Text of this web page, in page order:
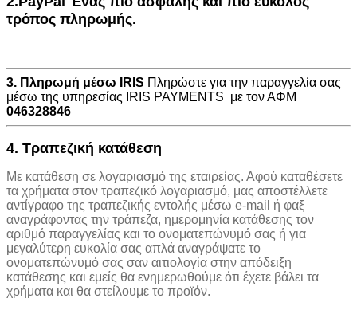
τρόπος πληρωμής.
3. Πληρωμή μέσω IRIS Πληρώστε για την παραγγελία σας
μέσω της υπηρεσίας IRIS PAYMENTS με τον ΑΦΜ
046328846
4. Τραπεζική κατάθεση
Με κατάθεση σε λογαριασμό της εταιρείας. Αφού καταθέσετε
τα χρήματα στον τραπεζικό λογαριασμό, μας αποστέλλετε
αντίγραφο της τραπεζικής εντολής μέσω e-mail ή φαξ
αναγράφοντας την τράπεζα, ημερομηνία κατάθεσης τον
αριθμό παραγγελίας και το ονοματεπώνυμό σας ή για
μεγαλύτερη ευκολία σας απλά αναγράψατε το
ονοματεπώνυμό σας σαν αιτιολογία στην απόδειξη
κατάθεσης και εμείς θα ενημερωθούμε ότι έχετε βάλει τα
χρήματα και θα στείλουμε το προϊόν.